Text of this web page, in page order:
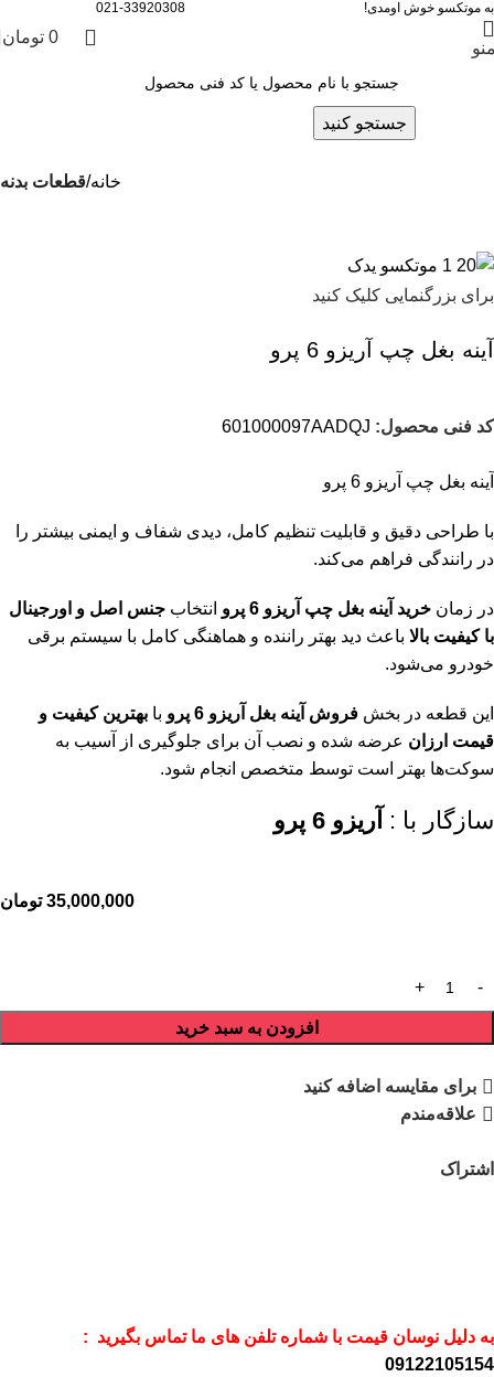
به موتکسو خوش اومدی! 021-33920308
0 تومان
جستجو کنید
خانه قطعات بدنه
برای بزرگنمایی کلیک کنید
آینه بغل چپ آریزو 6 پرو
کد فنی محصول: 601000097AADQJ
آینه بغل چپ آریزو 6 پرو
با طراحی دقیق و قابلیت تنظیم کامل، دیدی شفاف و ایمنی بیشتر را
در رانندگی فراهم می‌کند.
در زمان خرید آینه بغل چپ آریزو 6 پرو انتخاب جنس اصل و اورجینال
با کیفیت بالا باعث دید بهتر راننده و هماهنگی کامل با سیستم برقی
خودرو می‌شود.
این قطعه در بخش فروش آینه بغل آریزو 6 پرو با بهترین کیفیت و
قیمت ارزان عرضه شده و نصب آن برای جلوگیری از آسیب به
سوکت‌ها بهتر است توسط متخصص انجام شود.
سازگار با : آریزو 6 پرو
35,000,000 تومان
افزودن به سبد خرید
برای مقایسه اضافه کنید
علاقه‌مندم
اشتراک
به دلیل نوسان قیمت با شماره تلفن های ما تماس بگیرید :
09122105154